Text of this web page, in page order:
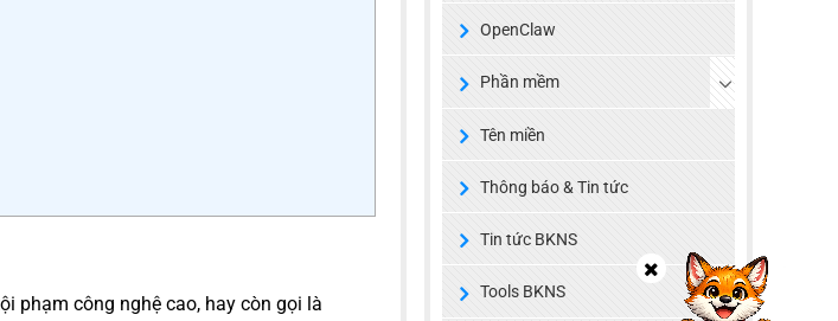
phạm công nghệ cao, hay còn gọi là
OpenClaw
Phần mềm
Tên miền
Thông báo & Tin tức
Tin tức BKNS
Tools BKNS